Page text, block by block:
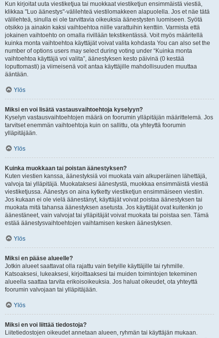
Kun kirjoitat uuta viestiketjua tai muokkaat viestiketjun ensimmäistä viestiä,
klikkaa "Luo äänestys"-välilehteä viestilomakkeen alapuolella. Jos et näe tätä
välilehteä, sinulla ei ole tarvittavia oikeuksia äänestysten luomiseen. Syötä
otsikko ja ainakin kaksi vaihtoehtoa niille varattuihin kenttiin. Varmista että
jokainen vaihtoehto on omalla rivillään tekstikentässä. Voit myös määritellä
kuinka monta vaihtoehtoa käyttäjät voivat valita kohdasta You can also set the
number of options users may select during voting under “Kuinka monta
vaihtoehtoa käyttäjä voi valita”, äänestyksen kesto päivinä (0 kestää
loputtomasti) ja viimeisenä voit antaa käyttäjille mahdollisuuden muuttaa
ääntään.
Ylös
Miksi en voi lisätä vastausvaihtoehtoja kyselyyn?
Kyselyn vastausvaihtoehtojen määrä on foorumin ylläpitäjän määrittelemä. Jos
tarvitset enemmän vaihtoehtoja kuin on sallittu, ota yhteyttä foorumin
ylläpitäjään.
Ylös
Kuinka muokkaan tai poistan äänestyksen?
Kuten viestien kanssa, äänestyksiä voi muokata vain alkuperäinen lähettäjä,
valvoja tai ylläpitäjä. Muokataksesi äänestystä, muokkaa ensimmäistä viestiä
viestiketjussa. Äänestys on aina kytketty viestiketjun ensimmäiseen viestiin.
Jos kukaan ei ole vielä äänestänyt, käyttäjät voivat poistaa äänestyksen tai
muokata mitä tahansa äänestyksen asetusta. Jos käyttäjät ovat kuitenkin jo
äänestäneet, vain valvojat tai ylläpitäjät voivat muokata tai poistaa sen. Tämä
estää äänestysvaihtoehtojen vaihtamisen kesken äänestyksen.
Ylös
Miksi en pääse alueelle?
Jotkin alueet saattavat olla rajattu vain tietyille käyttäjille tai ryhmille.
Katsoaksesi, lukeaksesi, kirjoittaaksesi tai muiden toimintojen tekeminen
alueella saattaa tarvita erikoisoikeuksia. Jos haluat oikeudet, ota yhteyttä
foorumin valvojaan tai ylläpitäjään.
Ylös
Miksi en voi liittää tiedostoja?
Liitetiedostojen oikeudet annetaan alueen, ryhmän tai käyttäjän mukaan.